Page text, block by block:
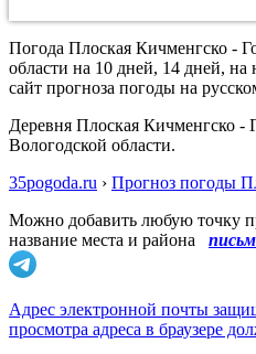
Погода Плоская Кичменгско -
области на 10 дней, 14 дней,
сайт прогноза погоды на
Деревня Плоская Кичменгско -
Вологодской области.
35pogoda.ru › Прогноз погоды
Можно добавить любую точку
название места и района
Адрес электронной почты
просмотра адреса в браузере